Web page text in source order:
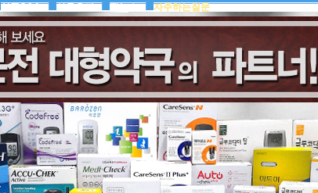
상품Q&A 사용후기 팜뉴스 자주하는질문